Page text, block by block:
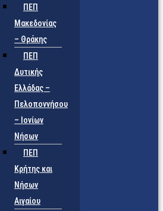
ΠΕΠ
Μακεδονίας
– Θράκης
ΠΕΠ
Δυτικής
Ελλάδας –
Πελοποννήσου
– Ιονίων
Νήσων
ΠΕΠ
Κρήτης και
Νήσων
Αιγαίου